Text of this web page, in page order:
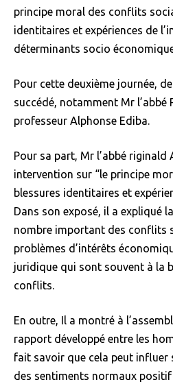
principe moral des conflits
identitaires et expériences de
déterminants socio
Pour cette deuxième journée,
succédé, notamment Mr l’abbé
professeur Alphonse Ediba.
Pour sa part, Mr l’abbé riginald
intervention sur “le principe
blessures identitaires et
Dans son exposé, il a expliqué
nombre important des conflits
problèmes d’intérêts
juridique qui sont souvent à la
conflits.
En outre, Il a montré à
rapport développé entre les
fait savoir que cela peut influer
des sentiments normaux